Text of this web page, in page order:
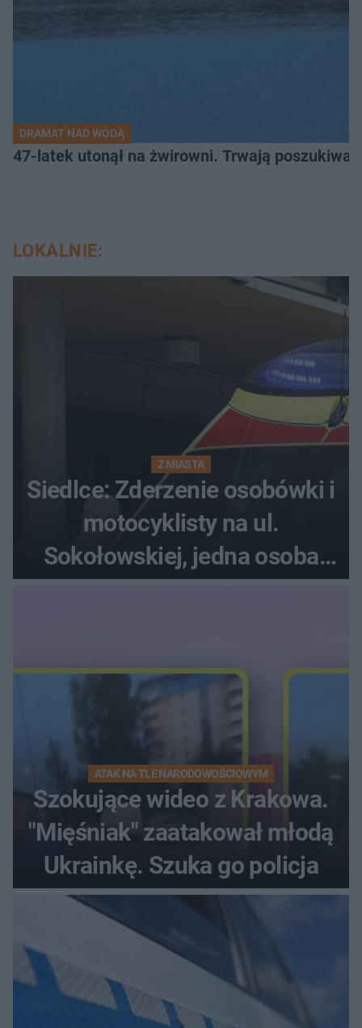
DRAMAT NAD WODĄ
47-latek utonął na żwirowni. Trwają
LOKALNIE:
Z MIASTA
Siedlce: Zderzenie osobówki i
motocyklisty na ul.
Sokołowskiej, jedna osoba
ATAK NA TLE NARODOWOŚCIOWYM
Szokujące wideo z Krakowa.
"Mięśniak" zaatakował młodą
Ukrainkę. Szuka go policja